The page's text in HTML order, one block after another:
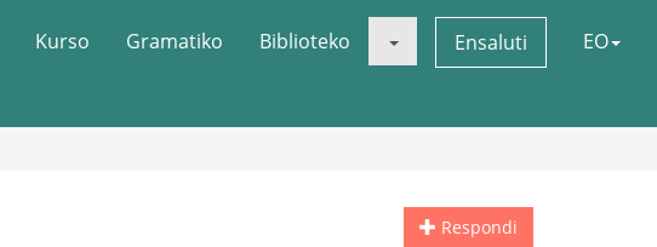
Kurso Gramatiko Biblioteko Ensaluti EO
Respondi